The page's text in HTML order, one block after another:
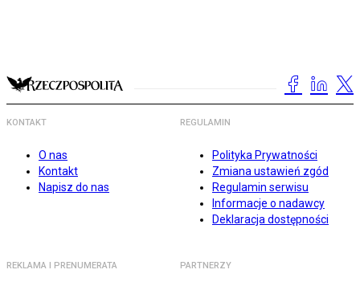
KONTAKT
O nas
Kontakt
Napisz do nas
REGULAMIN
Polityka Prywatności
Zmiana ustawień zgód
Regulamin serwisu
Informacje o nadawcy
Deklaracja dostępności
REKLAMA I PRENUMERATA PARTNERZY